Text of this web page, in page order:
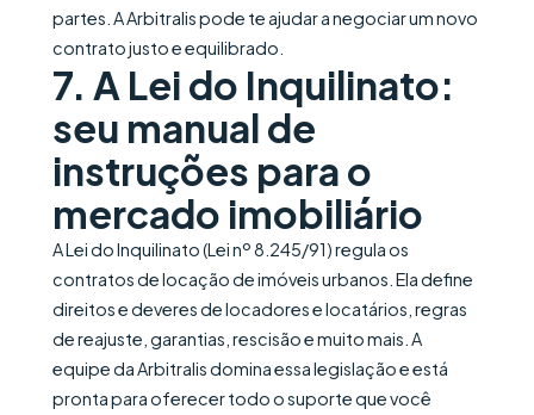
partes. A Arbitralis pode te ajudar a negociar um novo
contrato justo e equilibrado.
7. A Lei do Inquilinato:
seu manual de
instruções para o
mercado imobiliário
A Lei do Inquilinato (Lei nº 8.245/91) regula os
contratos de locação de imóveis urbanos. Ela define
direitos e deveres de locadores e locatários, regras
de reajuste, garantias, rescisão e muito mais. A
equipe da Arbitralis domina essa legislação e está
pronta para oferecer todo o suporte que você